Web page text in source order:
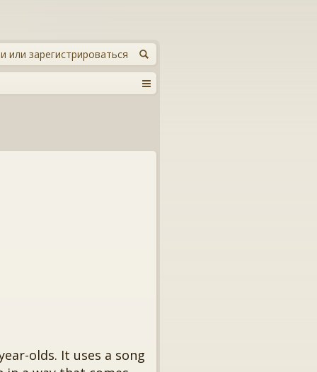
или зарегистрироваться
olds. It uses a song